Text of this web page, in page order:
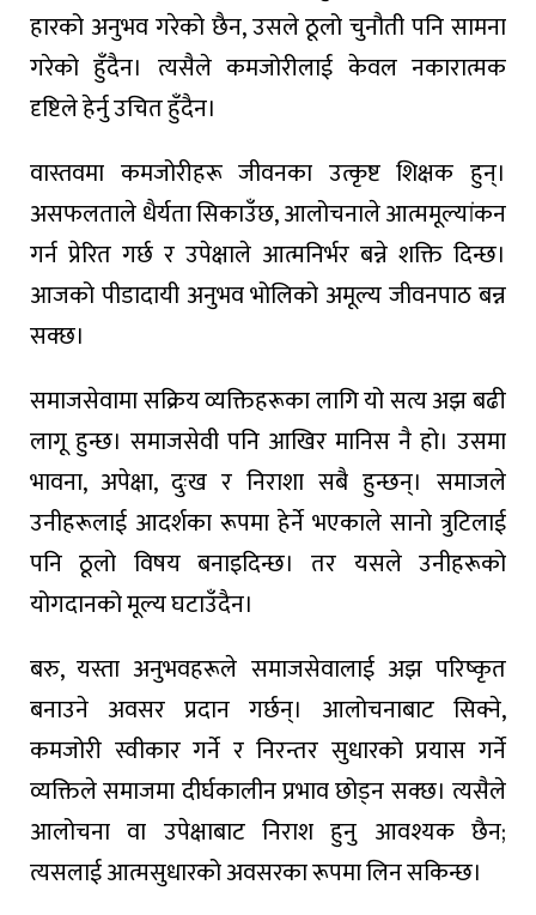
हारको अनुभव गरेको छैन, उसले ठूलो चुनौती पनि सामना
गरेको हुँदैन। त्यसैले कमजोरीलाई केवल नकारात्मक
दृष्टिले हेर्नु उचित हुँदैन।
वास्तवमा कमजोरीहरू जीवनका उत्कृष्ट शिक्षक हुन्।
असफलताले धैर्यता सिकाउँछ, आलोचनाले आत्ममूल्यांकन
गर्न प्रेरित गर्छ र उपेक्षाले आत्मनिर्भर बन्ने शक्ति दिन्छ।
आजको पीडादायी अनुभव भोलिको अमूल्य जीवनपाठ बन्न
सक्छ।
समाजसेवामा सक्रिय व्यक्तिहरूका लागि यो सत्य अझ बढी
लागू हुन्छ। समाजसेवी पनि आखिर मानिस नै हो। उसमा
भावना, अपेक्षा, दुःख र निराशा सबै हुन्छन्। समाजले
उनीहरूलाई आदर्शका रूपमा हेर्ने भएकाले सानो त्रुटिलाई
पनि ठूलो विषय बनाइदिन्छ। तर यसले उनीहरूको
योगदानको मूल्य घटाउँदैन।
बरु, यस्ता अनुभवहरूले समाजसेवालाई अझ परिष्कृत
बनाउने अवसर प्रदान गर्छन्। आलोचनाबाट सिक्ने,
कमजोरी स्वीकार गर्ने र निरन्तर सुधारको प्रयास गर्ने
व्यक्तिले समाजमा दीर्घकालीन प्रभाव छोड्न सक्छ। त्यसैले
आलोचना वा उपेक्षाबाट निराश हुनु आवश्यक छैन;
त्यसलाई आत्मसुधारको अवसरका रूपमा लिन सकिन्छ।